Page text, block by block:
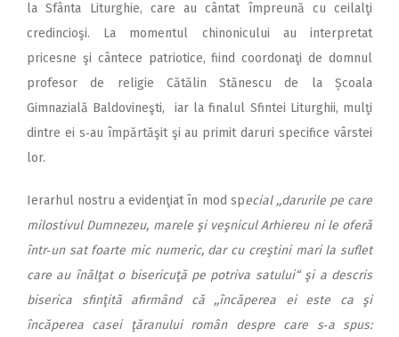
la Sfânta Liturghie, care au cântat împreună cu ceilalţi
credincioşi. La momentul chinonicului au interpretat
pricesne şi cântece patriotice, fiind coordonaţi de domnul
profesor de religie Cătălin Stănescu de la Școala
Gimnazială Baldovineşti, iar la finalul Sfintei Liturghii, mulţi
dintre ei s‑au împărtăşit şi au primit daruri specifice vârstei
lor.
Ierarhul nostru a evidenţiat în mod special ,,darurile pe care
milostivul Dumnezeu, marele şi veşnicul Arhiereu ni le oferă
într‑un sat foarte mic numeric, dar cu creştini mari la suflet
care au înălţat o bisericuţă pe potriva satului“ şi a descris
biserica sfinţită afirmând că ,,încăperea ei este ca şi
încăperea casei ţăranului român despre care s‑a spus: